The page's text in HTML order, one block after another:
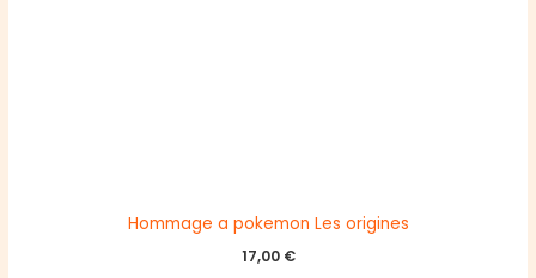
Hommage a pokemon Les origines
17,00 €